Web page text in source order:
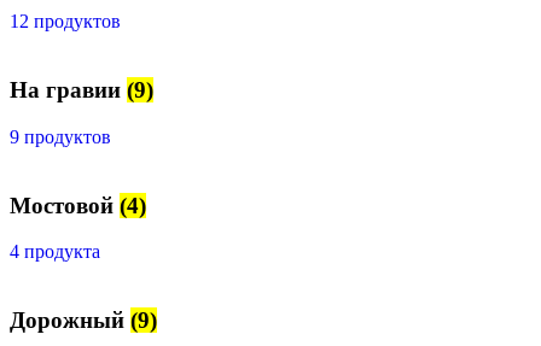
12 продуктов
На гравии (9)
9 продуктов
Мостовой (4)
4 продукта
Дорожный (9)